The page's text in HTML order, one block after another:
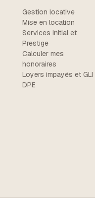
Gestion locative
Mise en location
Services Initial et
Prestige
Calculer mes
honoraires
Loyers impayés et GLI
DPE